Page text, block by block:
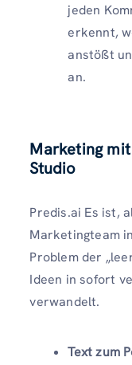
jeden
erkennt,
anstößt
an.
Marketing
Studio
Predis.ai Es ist,
Marketingteam
Problem der
Ideen in sofort
verwandelt.
Text zum